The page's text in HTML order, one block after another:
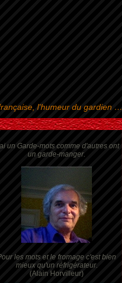
l'humeur du gardien …
un Garde-mots comme d'autres ont
un garde-manger.
les mots et le fromage c'est bien
mieux qu'un réfrigérateur.
(Alain Horvilleur)